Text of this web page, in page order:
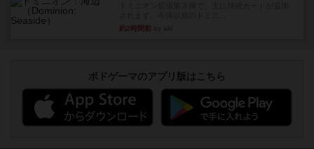
約2時間前
ボドゲーマのアプリ版はこちら